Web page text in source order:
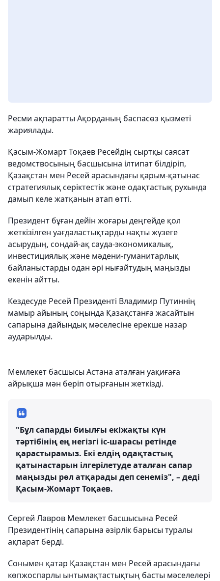
Ресми ақпаратты Ақорданың баспасөз қызметі
жариялады.
Қасым-Жомарт Тоқаев Ресейдің сыртқы саясат
ведомствосының басшысына ілтипат білдіріп,
Қазақстан мен Ресей арасындағы қарым-қатынас
стратегиялық серіктестік және одақтастық рухында
дамып келе жатқанын атап өтті.
Президент бұған дейін жоғары деңгейде қол
жеткізілген уағдаластықтарды нақты жүзеге
асырудың, сондай-ақ сауда-экономикалық,
инвестициялық және мәдени-гуманитарлық
байланыстарды одан әрі нығайтудың маңызды
екенін айтты.
Кездесуде Ресей Президенті Владимир Путиннің
мамыр айының соңында Қазақстанға жасайтын
сапарына дайындық мәселесіне ерекше назар
аударылды.
Мемлекет басшысы Астана аталған уақиғаға
айрықша мән беріп отырғанын жеткізді.
"Бұл сапарды биылғы екіжақты күн
тәртібінің ең негізгі іс-шарасы ретінде
қарастырамыз. Екі елдің одақтастық
қатынастарын ілгерілетуде аталған сапар
маңызды рөл атқарады деп сенеміз", – деді
Қасым-Жомарт Тоқаев.
Сергей Лавров Мемлекет басшысына Ресей
Президентінің сапарына әзірлік барысы туралы
ақпарат берді.
Сонымен қатар Қазақстан мен Ресей арасындағы
көпжоспарлы ынтымақтастықтың басты мәселелері